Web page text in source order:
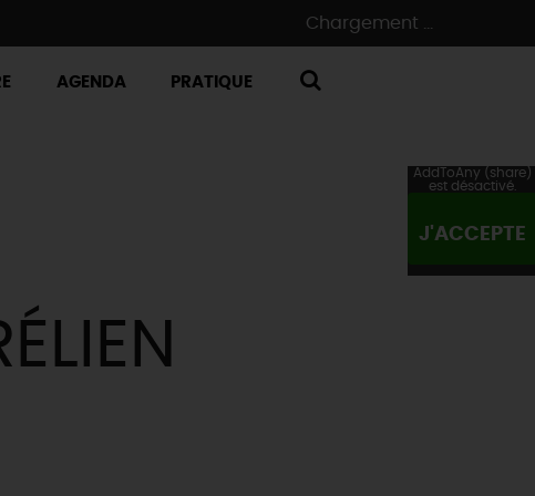
Chargement ...
AGENDA PRATIQUE
AddToAny (share)
est désactivé.
J'ACCEPTE